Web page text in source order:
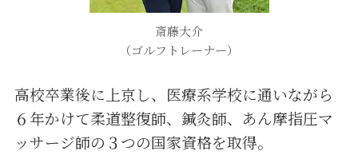
斎藤大介
（ゴルフトレーナー）
高校卒業後に上京し、医療系学校に通いながら
６年かけて柔道整復師、鍼灸師、あん摩指圧マ
ッサージ師の３つの国家資格を取得。